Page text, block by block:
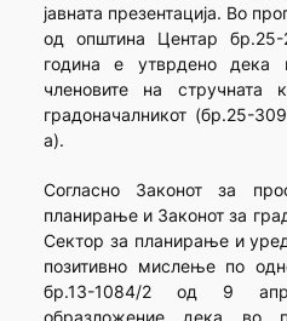
јавната презентација. Во
од општина Центар
година е утврдено дека
членовите на стручната
градоначалникот (бр.25-
а).
Согласно Законот за
планирање и Законот за
Сектор за планирање и
позитивно мислење по
бр.13-1084/2 од 9